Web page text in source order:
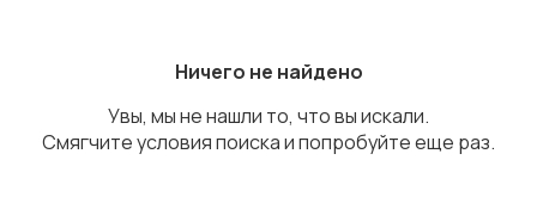
Уход за волосами
Ничего не найдено
Увы, мы не нашли то, что вы искали.
Смягчите условия поиска и попробуйте еще раз.